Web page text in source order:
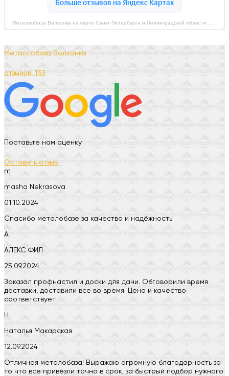
Металлобаза Волхонка
отзывов: 133
Поставьте нам оценку
Оставить отзыв
m
masha Nekrasova
01.10.2024
Спасибо металобазе за качество и надёжность
А
АЛЕКС ФИЛ
25.09.2024
Заказал профнастил и доски для дачи. Обговорили время
доставки, доставили все во время. Цена и качество
соответствует.
Н
Наталья Макарская
12.09.2024
Отличная металобаза! Выражаю огромную благодарность за
то что все привезли точно в срок, за быстрый подбор нужного